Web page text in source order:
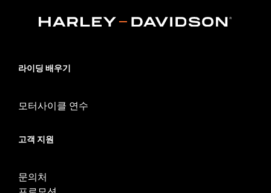
Sold In Units:Each
d.com/warranty
라이딩 배우기
모터사이클 연수
고객 지원
문의처